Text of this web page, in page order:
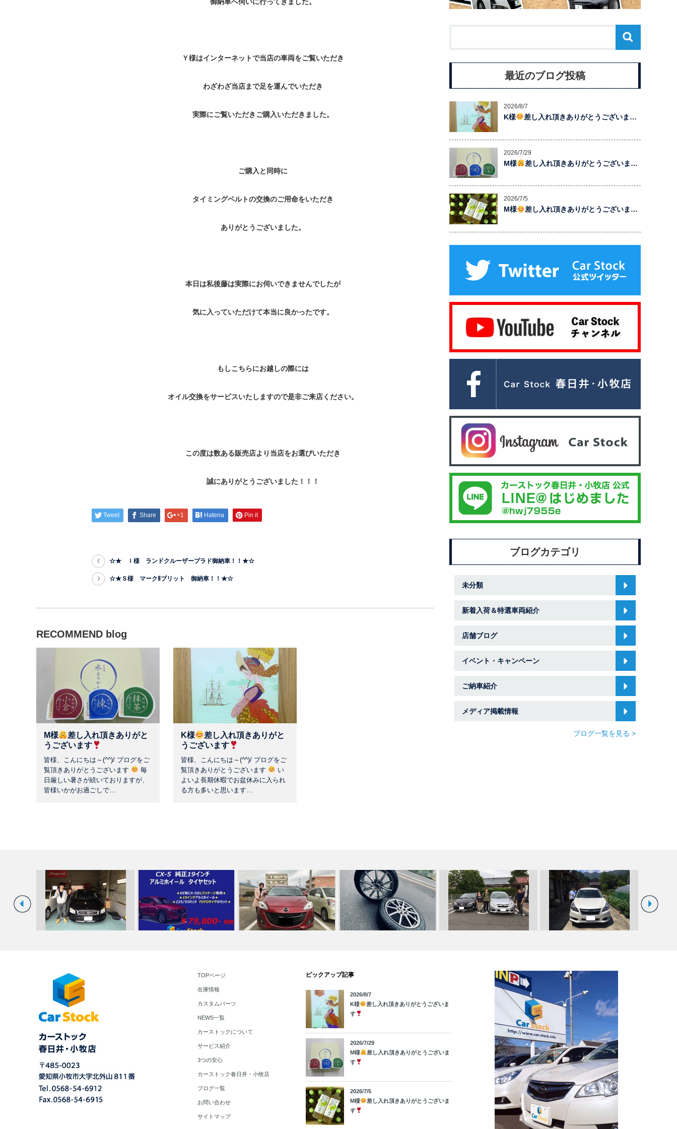
Ｙ様はインターネットで当店の車両をご覧いただき
わざわざ当店まで足を運んでいただき
実際にご覧いただきご購入いただきました。
ご購入と同時に
タイミングベルトの交換のご用命をいただき
ありがとうございました。
本日は私後藤は実際にお伺いできませんでしたが
気に入っていただけて本当に良かったです。
もしこちらにお越しの際には
オイル交換をサービスいたしますので是非ご来店ください。
この度は数ある販売店より当店をお選びいただき
誠にありがとうございました！！！
Tweet Share +1 Hatena Pin it
☆★ Ｉ様 ランドクルーザープラド御納車！！★☆
☆★Ｓ様 マークⅡブリット 御納車！！★☆
RECOMMEND blog
M様
差し入れ頂きありがと
うございます
皆様、こんにちは～(^^)/ プログをご
覧頂きありがとうございます
毎
日厳しい暑さが続いておりますが、
皆様いかがお過ごしで…
K様
差し入れ頂きありがと
うございます
皆様、こんにちは～(^^)/ プログをご
覧頂きありがとうございます
い
よいよ長期休暇でお盆休みに入られ
る方も多いと思います…
最近のブログ投稿
2026/8/7
K様 差し入れ頂きありがとうございま…
2026/7/29
M様 差し入れ頂きありがとうございま…
2026/7/5
M様 差し入れ頂きありがとうございま…
ブログカテゴリ
未分類
新着入荷＆特選車両紹介
店舗ブログ
イベント・キャンペーン
ご納車紹介
メディア掲載情報
ブログ一覧を見る >
車！！★☆
今日のご納車！！！中川店
イヤへ…！…
ングワゴン…
TOPページ
在庫情報
カスタムパーツ
NEWS一覧
カーストックについて
サービス紹介
3つの安心
カーストック春日井・小牧店
ブログ一覧
お問い合わせ
サイトマップ
ピックアップ記事
2026/8/7
K様
差し入れ頂きありがとうございま
す
2026/7/29
M様
差し入れ頂きありがとうございま
す
2026/7/5
M様
差し入れ頂きありがとうございま
す